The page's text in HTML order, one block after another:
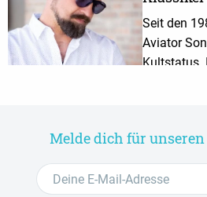
Seit den
Aviator
Kultstatus.
Melde dich für